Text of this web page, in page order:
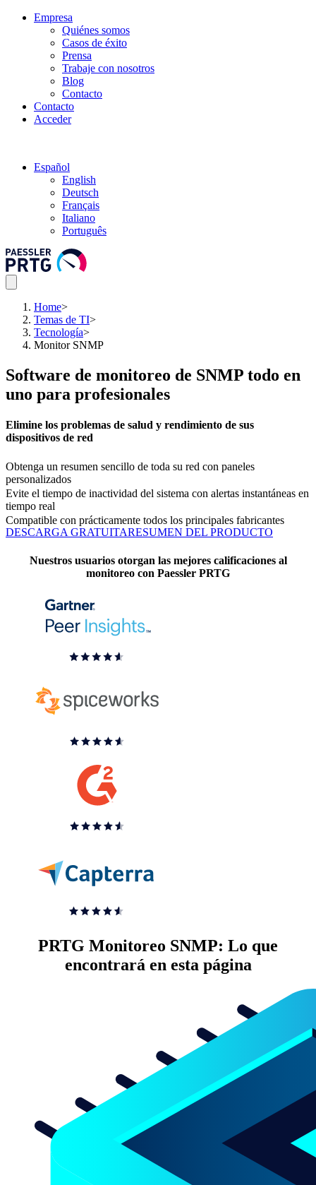
Empresa
Quiénes somos
Casos de éxito
Prensa
Trabaje con nosotros
Blog
Contacto
Contacto
Acceder
Español
English
Deutsch
Français
Italiano
Português
Home>
Temas de TI>
Tecnología>
Monitor SNMP
Software de monitoreo de SNMP todo en
uno para profesionales
Elimine los problemas de salud y rendimiento de sus
dispositivos de red
Obtenga un resumen sencillo de toda su red con paneles
personalizados
Evite el tiempo de inactividad del sistema con alertas instantáneas en
tiempo real
Compatible con prácticamente todos los principales fabricantes
DESCARGA GRATUITARESUMEN DEL PRODUCTO
Nuestros usuarios otorgan las mejores calificaciones al
monitoreo con Paessler PRTG
PRTG Monitoreo SNMP: Lo que
encontrará en esta página